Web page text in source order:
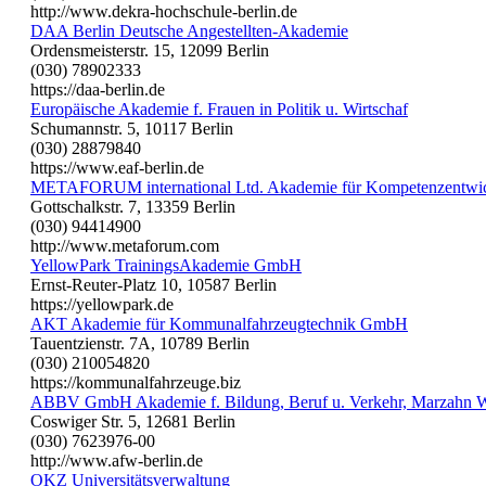
http://www.dekra-hochschule-berlin.de
DAA Berlin Deutsche Angestellten-Akademie
Ordensmeisterstr. 15, 12099 Berlin
(030) 78902333
https://daa-berlin.de
Europäische Akademie f. Frauen in Politik u. Wirtschaf
Schumannstr. 5, 10117 Berlin
(030) 28879840
https://www.eaf-berlin.de
METAFORUM international Ltd. Akademie für
Gottschalkstr. 7, 13359 Berlin
(030) 94414900
http://www.metaforum.com
YellowPark TrainingsAkademie GmbH
Ernst-Reuter-Platz 10, 10587 Berlin
https://yellowpark.de
AKT Akademie für Kommunalfahrzeugtechnik GmbH
Tauentzienstr. 7A, 10789 Berlin
(030) 210054820
https://kommunalfahrzeuge.biz
ABBV GmbH Akademie f. Bildung, Beruf u. Verkehr, Marzahn
Coswiger Str. 5, 12681 Berlin
(030) 7623976-00
http://www.afw-berlin.de
OKZ Universitätsverwaltung